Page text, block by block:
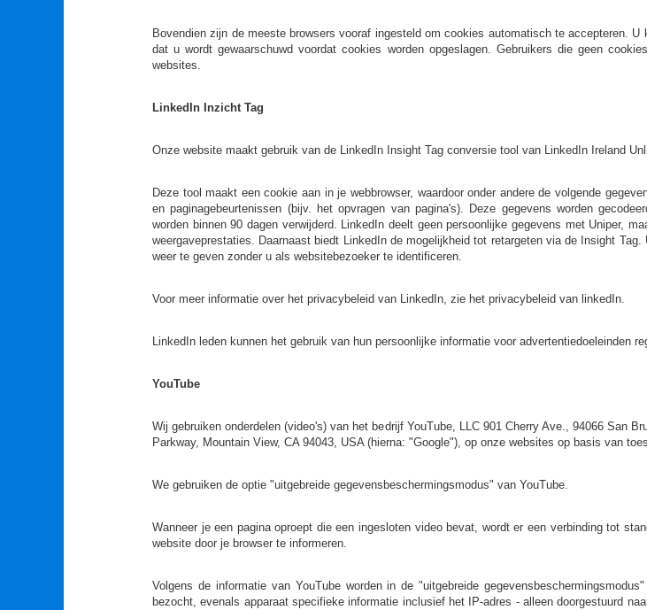
Bovendien zijn de meeste browsers vooraf ingesteld om cookies automatisch te accepteren.
dat u wordt gewaarschuwd voordat cookies worden opgeslagen. Gebruikers die geen
websites.
LinkedIn Inzicht Tag
Onze website maakt gebruik van de LinkedIn Insight Tag conversie tool van LinkedIn Ireland
Deze tool maakt een cookie aan in je webbrowser, waardoor onder andere de volgende
en paginagebeurtenissen (bijv. het opvragen van pagina's). Deze gegevens worden
worden binnen 90 dagen verwijderd. LinkedIn deelt geen persoonlijke gegevens met Uniper,
weergaveprestaties. Daarnaast biedt LinkedIn de mogelijkheid tot retargeten via de Insight
weer te geven zonder u als websitebezoeker te identificeren.
Voor meer informatie over het privacybeleid van LinkedIn, zie het privacybeleid van linkedIn.
LinkedIn leden kunnen het gebruik van hun persoonlijke informatie voor advertentiedoeleinden
YouTube
Wij gebruiken onderdelen (video's) van het bedrijf YouTube, LLC 901 Cherry Ave., 94066 San
Parkway, Mountain View, CA 94043, USA (hierna: "Google"), op onze websites op basis van
We gebruiken de optie "uitgebreide gegevensbeschermingsmodus" van YouTube.
Wanneer je een pagina oproept die een ingesloten video bevat, wordt er een verbinding tot
website door je browser te informeren.
Volgens de informatie van YouTube worden in de "uitgebreide
bezocht, evenals apparaat specifieke informatie inclusief het IP-adres - alleen doorgestuurd